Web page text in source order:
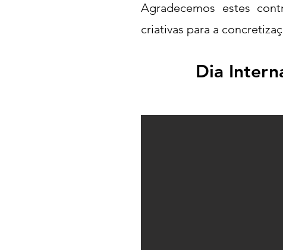
Agradecemos estes
criativas para a
Dia